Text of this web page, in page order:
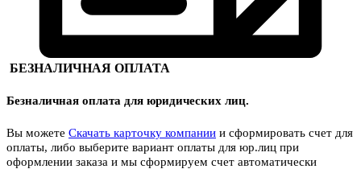
БЕЗНАЛИЧНАЯ ОПЛАТА
Безналичная оплата для юридических лиц.
Вы можете Скачать карточку компании и сформировать счет для
оплаты, либо выберите вариант оплаты для юр.лиц при
оформлении заказа и мы сформируем счет автоматически